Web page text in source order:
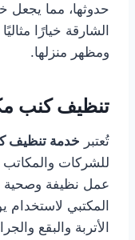
حدوثها، مما يجعل
الشارقة خيارًا
ومظهر منزلها.
تنظيف كنب
تُعتبر خدمة تنظيف
للشركات
عمل نظيفة وصحية
المكتبي
الأتربة والبقع